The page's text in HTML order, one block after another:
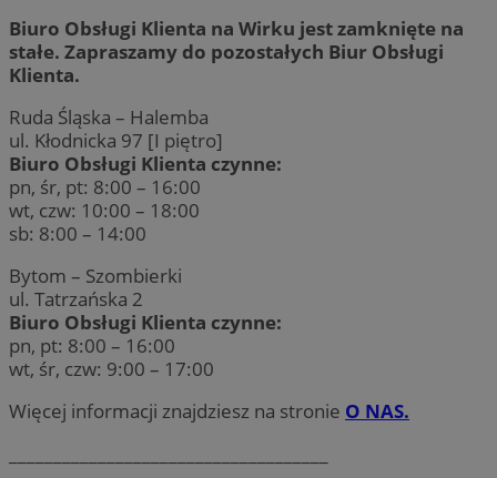
Biuro Obsługi Klienta na Wirku jest zamknięte na
stałe. Zapraszamy do pozostałych Biur Obsługi
Klienta.
Ruda Śląska – Halemba
ul. Kłodnicka 97 [I piętro]
Biuro Obsługi Klienta czynne:
pn, śr, pt: 8:00 – 16:00
wt, czw: 10:00 – 18:00
sb: 8:00 – 14:00
Bytom – Szombierki
ul. Tatrzańska 2
Biuro Obsługi Klienta czynne:
pn, pt: 8:00 – 16:00
wt, śr, czw: 9:00 – 17:00
Więcej informacji znajdziesz na stronie O NAS.